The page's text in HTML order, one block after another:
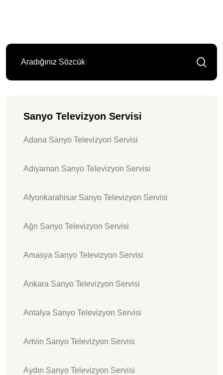
Sanyo Televizyon Servisi
Adana Sanyo Televizyon Servisi
Adıyaman Sanyo Televizyon Servisi
Afyonkarahisar Sanyo Televizyon Servisi
Ağrı Sanyo Televizyon Servisi
Amasya Sanyo Televizyon Servisi
Ankara Sanyo Televizyon Servisi
Antalya Sanyo Televizyon Servisi
Artvin Sanyo Televizyon Servisi
Aydın Sanyo Televizyon Servisi